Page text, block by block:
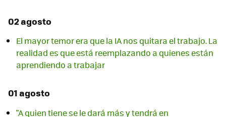
02 agosto
El mayor temor era que la IA nos quitara el trabajo. La
realidad es que está reemplazando a quienes están
aprendiendo a trabajar
01 agosto
"A quien tiene se le dará más y tendrá en